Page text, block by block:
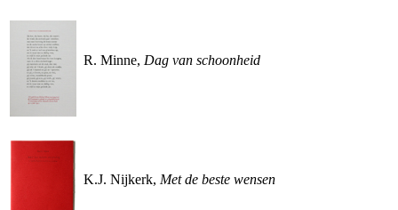
R. Minne, Dag van schoonheid
K.J. Nijkerk, Met de beste wensen